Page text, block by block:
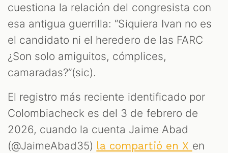
cuestiona la relación del congresista con
esa antigua guerrilla: “Siquiera Ivan no es
el candidato ni el heredero de las FARC
¿Son solo amiguitos, cómplices,
camaradas?”(sic).
El registro más reciente identificado por
Colombiacheck es del 3 de febrero de
2026, cuando la cuenta Jaime Abad
(@JaimeAbad35) la compartió en X en